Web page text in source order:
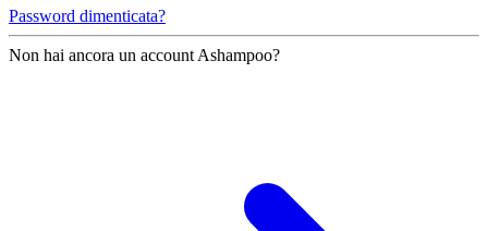
Password dimenticata?
Non hai ancora un account Ashampoo?